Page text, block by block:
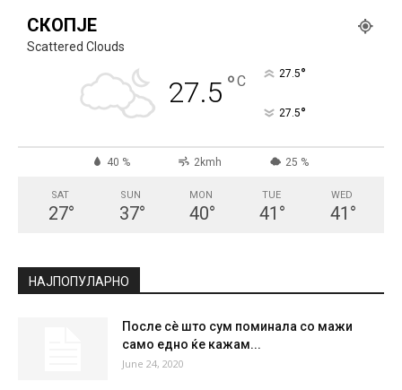
СКОПЈЕ
Scattered Clouds
27.5 °C 27.5°
27.5°
40 % 2kmh 25 %
SAT
27°
SUN
37°
MON
40°
TUE
41 °
WED
41 °
НАЈПОПУЛАРНО
После сè што сум поминала со мажи
само едно ќе кажам...
June 24, 2020